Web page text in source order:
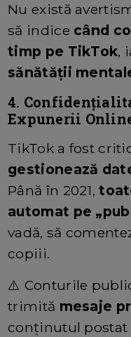
Nu există
să indice când
timp pe TikTok,
sănătății
4.
Expunerii
TikTok a fost
gestionează
Până în 2021,
automat pe
vadă, să
copiii.
⚠️ Conturile
trimită mesaje
conținutul postat